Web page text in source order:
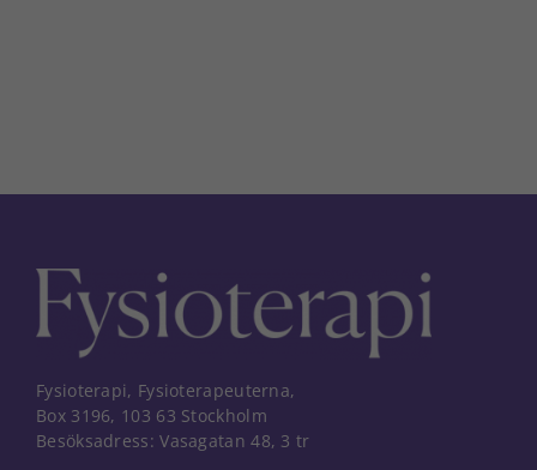
Fysioterapi, Fysioterapeuterna,
Box 3196, 103 63 Stockholm
Besöksadress: Vasagatan 48, 3 tr